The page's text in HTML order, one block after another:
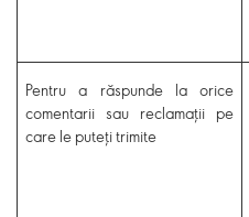
Pentru a răspunde la orice
comentarii sau reclamații pe
care le puteți trimite